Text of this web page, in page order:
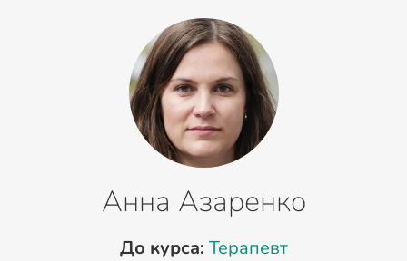
Анна Азаренко
До курса: Терапевт